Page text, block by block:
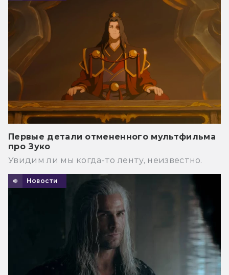
Первые детали отмененного мультфильма
про Зуко
Увидим ли мы когда-то ленту, неизвестно.
Новости